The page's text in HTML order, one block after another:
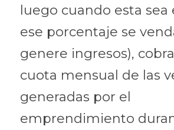
luego cuando esta sea
ese porcentaje se
genere ingresos),
cuota mensual de las
generadas por el
emprendimiento